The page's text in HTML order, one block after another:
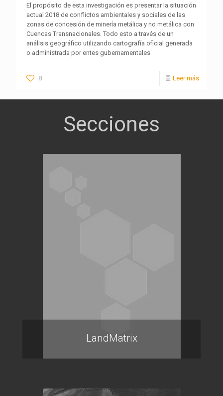
El propósito de esta investigación es presentar la situación
actual 2018 de conflictos ambientales y sociales de las
zonas de concesión de minería metálica y no metálica con
Cuencas Transnacionales. Todo esto a través de un
análisis geográfico utilizando cartografía oficial generada
o administrada por entes gubernamentales
8 Leer más
LandMatrix